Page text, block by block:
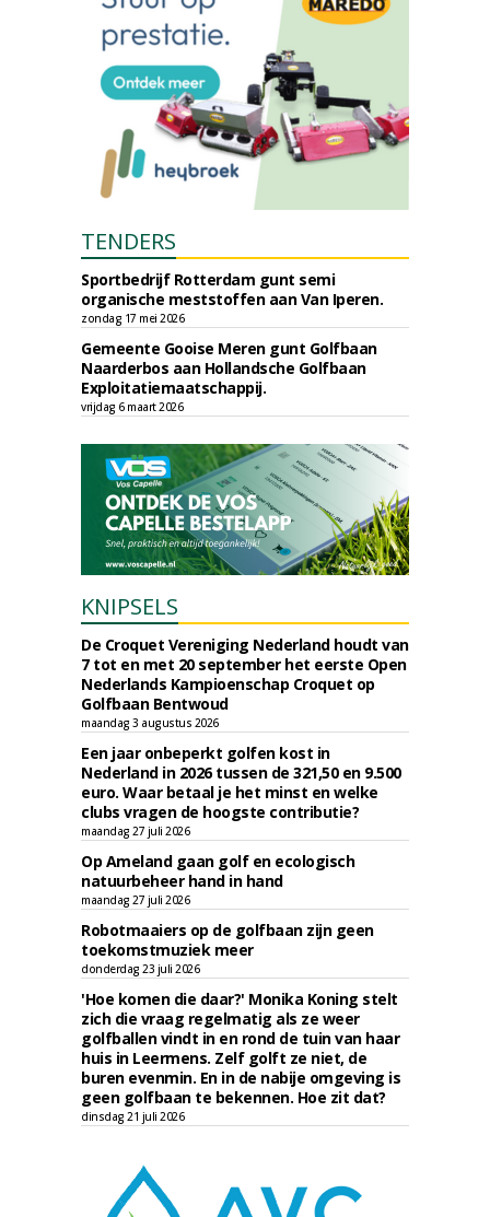
TENDERS
Sportbedrijf Rotterdam gunt semi
organische meststoffen aan Van Iperen.
zondag 17 mei 2026
Gemeente Gooise Meren gunt Golfbaan
Naarderbos aan Hollandsche Golfbaan
Exploitatiemaatschappij.
vrijdag 6 maart 2026
KNIPSELS
De Croquet Vereniging Nederland houdt van
7 tot en met 20 september het eerste Open
Nederlands Kampioenschap Croquet op
Golfbaan Bentwoud
maandag 3 augustus 2026
Een jaar onbeperkt golfen kost in
Nederland in 2026 tussen de 321,50 en 9.500
euro. Waar betaal je het minst en welke
clubs vragen de hoogste contributie?
maandag 27 juli 2026
Op Ameland gaan golf en ecologisch
natuurbeheer hand in hand
maandag 27 juli 2026
Robotmaaiers op de golfbaan zijn geen
toekomstmuziek meer
donderdag 23 juli 2026
'Hoe komen die daar?' Monika Koning stelt
zich die vraag regelmatig als ze weer
golfballen vindt in en rond de tuin van haar
huis in Leermens. Zelf golft ze niet, de
buren evenmin. En in de nabije omgeving is
geen golfbaan te bekennen. Hoe zit dat?
dinsdag 21 juli 2026